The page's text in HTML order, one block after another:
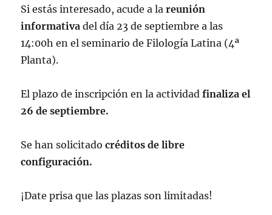
Si estás interesado, acude a la reunión
informativa del día 23 de septiembre a las
14:00h en el seminario de Filología Latina (4ª
Planta).
El plazo de inscripción en la actividadfinaliza el
26 de septiembre.
Se han solicitadocréditos de libre
configuración.
¡Date prisa que las plazas son limitadas!